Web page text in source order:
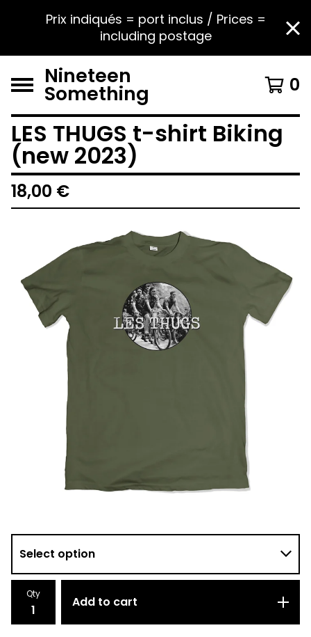
Prix indiqués = port inclus / Prices =
including postage
Nineteen
Something 0
LES THUGS t-shirt Biking
(new 2023)
18,00 €
Qty
Add to cart